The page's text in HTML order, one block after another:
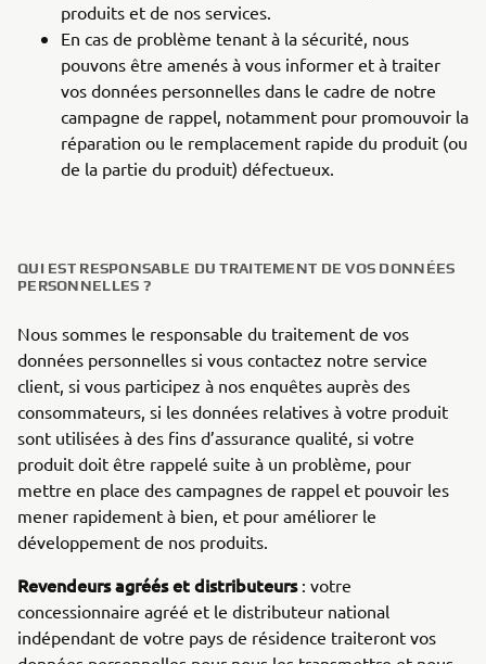
produits et de nos services.
En cas de problème tenant à la sécurité, nous
pouvons être amenés à vous informer et à traiter
vos données personnelles dans le cadre de notre
campagne de rappel, notamment pour promouvoir la
réparation ou le remplacement rapide du produit (ou
de la partie du produit) défectueux.
QUI EST RESPONSABLE DU TRAITEMENT DE VOS DONNÉES
PERSONNELLES ?
Nous sommes le responsable du traitement de vos
données personnelles si vous contactez notre service
client, si vous participez à nos enquêtes auprès des
consommateurs, si les données relatives à votre produit
sont utilisées à des fins d’assurance qualité, si votre
produit doit être rappelé suite à un problème, pour
mettre en place des campagnes de rappel et pouvoir les
mener rapidement à bien, et pour améliorer le
développement de nos produits.
Revendeurs agréés et distributeurs : votre
concessionnaire agréé et le distributeur national
indépendant de votre pays de résidence traiteront vos